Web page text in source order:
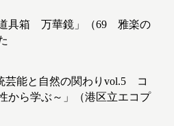
具箱 万華鏡」（69 雅楽の
芸能と自然の関わりvol.5 コ
から学ぶ～」（港区立エコプ